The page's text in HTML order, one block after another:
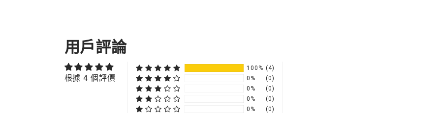
用戶評論
根據 4 個評價
100% (4)
0%
(0)
0%
(0)
0%
(0)
0%
(0)